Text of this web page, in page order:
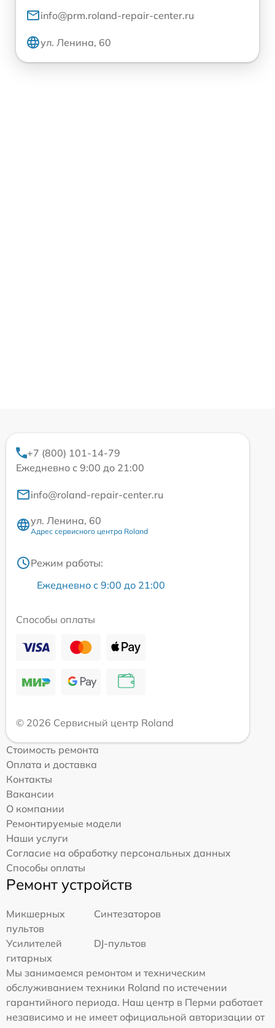
info@prm.roland-repair-center.ru
ул. Ленина, 60
+7 (800) 101-14-79
Ежедневно с 9:00 до 21:00
info@roland-repair-center.ru
ул. Ленина, 60
Адрес сервисного центра Roland
Режим работы:
Ежедневно с 9:00 до 21:00
Способы оплаты
© 2026 Сервисный центр Roland
Стоимость ремонта
Оплата и доставка
Контакты
Вакансии
О компании
Ремонтируемые модели
Наши услуги
Согласие на обработку персональных данных
Способы оплаты
Ремонт устройств
Микшерных
пультов
Синтезаторов
Усилителей
гитарных
DJ-пультов
Мы занимаемся ремонтом и техническим
обслуживанием техники Roland по истечении
гарантийного периода. Наш центр в Перми работает
независимо и не имеет официальной авторизации от